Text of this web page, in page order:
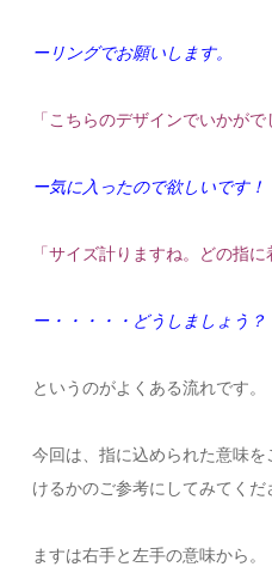
ーリングでお願いします。
「こちらのデザインでいかがで
ー気に入ったので欲しいです！
「サイズ計りますね。どの指に
ー・・・・・どうしましょう？
というのがよくある流れです。
今回は、指に込められた意味
けるかのご参考にしてみてくだ
ますは右手と左手の意味から。